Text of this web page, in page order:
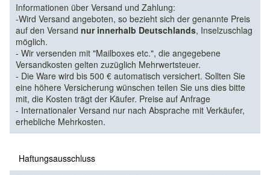
Informationen über Versand und Zahlung:
-Wird Versand angeboten, so bezieht sich der genannte Preis
auf den Versand nur innerhalb Deutschlands, Inselzuschlag
möglich.
- Wir versenden mit "Mailboxes etc.", die angegebene
Versandkosten gelten zuzüglich Mehrwertsteuer.
- Die Ware wird bis 500 € automatisch versichert. Sollten Sie
eine höhere Versicherung wünschen teilen Sie uns dies bitte
mit, die Kosten trägt der Käufer. Preise auf Anfrage
- Internationaler Versand nur nach Absprache mit Verkäufer,
erhebliche Mehrkosten.
Haftungsausschluss